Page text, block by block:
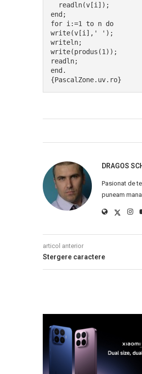
  readln(v[i]);
end;
for i:=1 to n do
write(v[i],' ');
writeln;
write(produs(1));
readln;
end.
{PascalZone.uv.ro}
DRAGOS
Pasionat de
puneam
articol anterior
Stergere caractere